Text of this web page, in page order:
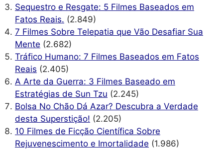
Sequestro e Resgate: 5 Filmes Baseados em
Fatos Reais. (2.849)
7 Filmes Sobre Telepatia que Vão Desafiar Sua
Mente (2.682)
Tráfico Humano: 7 Filmes Baseados em Fatos
Reais (2.405)
A Arte da Guerra: 3 Filmes Baseado em
Estratégias de Sun Tzu (2.245)
Bolsa No Chão Dá Azar? Descubra a Verdade
desta Superstição! (2.205)
10 Filmes de Ficção Científica Sobre
Rejuvenescimento e Imortalidade (1.986)